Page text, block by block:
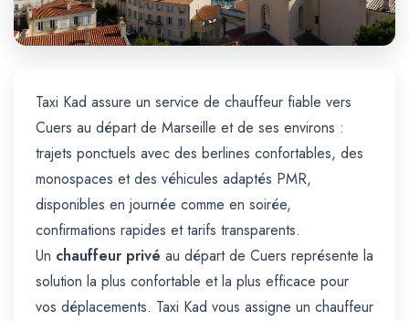
Taxi Kad assure un service de chauffeur fiable vers
Cuers au départ de Marseille et de ses environs :
trajets ponctuels avec des berlines confortables, des
monospaces et des véhicules adaptés PMR,
disponibles en journée comme en soirée,
confirmations rapides et tarifs transparents.
Un chauffeur privé au départ de Cuers représente la
solution la plus confortable et la plus efficace pour
vos déplacements. Taxi Kad vous assigne un chauffeur